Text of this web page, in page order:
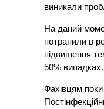
виникали
На даний
потрапили в
підвищення
50% випадках.
Фахівцям